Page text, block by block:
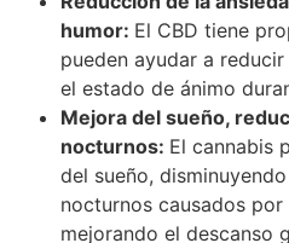
humor: El CBD tiene
pueden ayudar a
el estado de ánimo
Mejora del sueño,
nocturnos: El cannabis
del sueño,
nocturnos causados
mejorando el descanso